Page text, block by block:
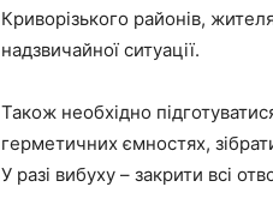
Криворізького районів,
надзвичайної ситуації.
Також необхідно
герметичних ємностях,
У разі вибуху – закрити всі